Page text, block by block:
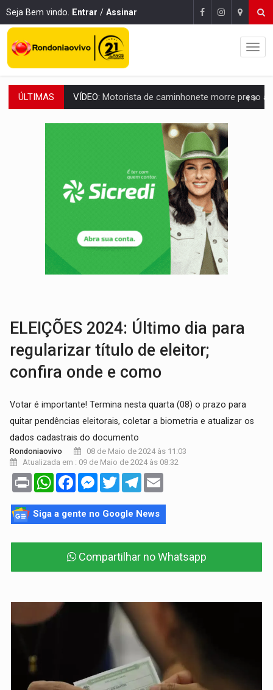
Seja Bem vindo. Entrar / Assinar
ÚLTIMAS LAZER:Seis lugares gratuitos para aproveitar o fim de semana
VÍDEO:FTICCO e Força Tática prendem membro do CV com arma e drogas
Prefeitura fortalece parceria com a APAE para ampliar ações
Exército testa inovações no combate a drones durante
TEMAS SOCIOAMBIENTAIS:Em Itapuã do Oeste, CINEMAZÔNIA leva cinema
Interior de Rondônia terá sábado (8) de calor
INFRAESTRUTURA: Após quase 30 anos de espera, asfalto chega ao
A ILHA: Coreografia de Rondônia estreia na programação do Festival de
Motorista de caminhonete morre preso às ferragens em colisão
ELEIÇÕES 2024: Último dia para
regularizar título de eleitor;
confira onde e como
Votar é importante! Termina nesta quarta (08) o prazo para
quitar pendências eleitorais, coletar a biometria e atualizar os
dados cadastrais do documento
Rondoniaovivo
08 de Maio de 2024 às 11:03
Atualizada em : 09 de Maio de 2024 às 08:32
Print WhatsAppFacebookMessenger
TwitterTelegram
Siga a gente no Google News
Compartilhar no Whatsapp